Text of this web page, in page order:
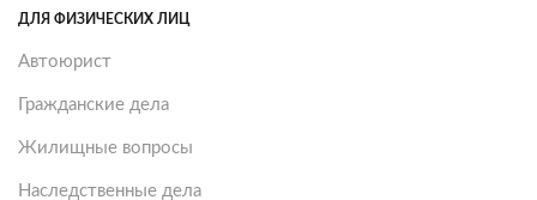
ДЛЯ ФИЗИЧЕСКИХ ЛИЦ
Автоюрист
Гражданские дела
Жилищные вопросы
Наследственные дела